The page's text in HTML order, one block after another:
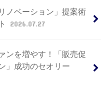
ノベーション」提案術
2026.07.27
ンを増やす！「販売促
」成功のセオリー